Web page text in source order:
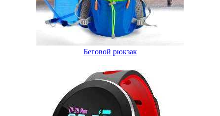
Беговой рюкзак